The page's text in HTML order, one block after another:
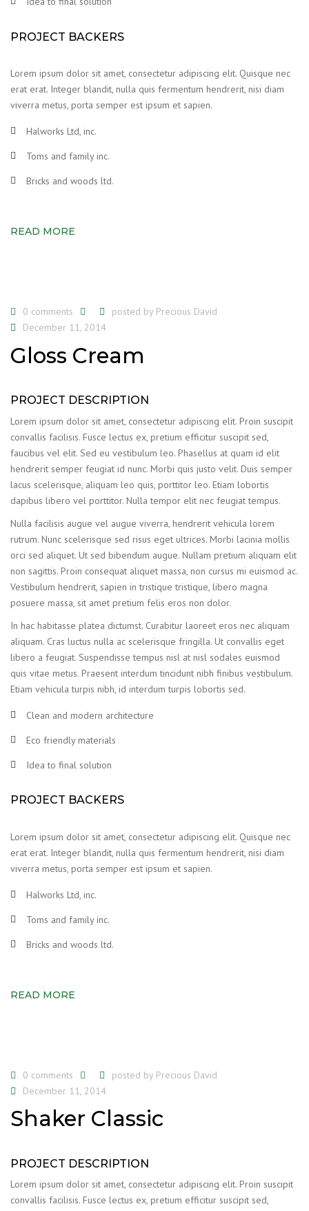
PROJECT BACKERS
Lorem ipsum dolor sit amet, consectetur adipiscing elit. Quisque nec
erat erat. Integer blandit, nulla quis fermentum hendrerit, nisi diam
viverra metus, porta semper est ipsum et sapien.
Halworks Ltd, inc.
Toms and family inc.
Bricks and woods ltd.
READ MORE
0 comments posted by Precious David
December 11, 2014
Gloss Cream
PROJECT DESCRIPTION
Lorem ipsum dolor sit amet, consectetur adipiscing elit. Proin suscipit
convallis facilisis. Fusce lectus ex, pretium efficitur suscipit sed,
faucibus vel elit. Sed eu vestibulum leo. Phasellus at quam id elit
hendrerit semper feugiat id nunc. Morbi quis justo velit. Duis semper
lacus scelerisque, aliquam leo quis, porttitor leo. Etiam lobortis
dapibus libero vel porttitor. Nulla tempor elit nec feugiat tempus.
Nulla facilisis augue vel augue viverra, hendrerit vehicula lorem
rutrum. Nunc scelerisque sed risus eget ultrices. Morbi lacinia mollis
orci sed aliquet. Ut sed bibendum augue. Nullam pretium aliquam elit
non sagittis. Proin consequat aliquet massa, non cursus mi euismod ac.
Vestibulum hendrerit, sapien in tristique tristique, libero magna
posuere massa, sit amet pretium felis eros non dolor.
In hac habitasse platea dictumst. Curabitur laoreet eros nec aliquam
aliquam. Cras luctus nulla ac scelerisque fringilla. Ut convallis eget
libero a feugiat. Suspendisse tempus nisl at nisl sodales euismod
quis vitae metus. Praesent interdum tincidunt nibh finibus vestibulum.
Etiam vehicula turpis nibh, id interdum turpis lobortis sed.
Clean and modern architecture
Eco friendly materials
Idea to final solution
PROJECT BACKERS
Lorem ipsum dolor sit amet, consectetur adipiscing elit. Quisque nec
erat erat. Integer blandit, nulla quis fermentum hendrerit, nisi diam
viverra metus, porta semper est ipsum et sapien.
Halworks Ltd, inc.
Toms and family inc.
Bricks and woods ltd.
READ MORE
0 comments posted by Precious David
December 11, 2014
Shaker Classic
PROJECT DESCRIPTION
Lorem ipsum dolor sit amet, consectetur adipiscing elit. Proin suscipit
convallis facilisis. Fusce lectus ex, pretium efficitur suscipit sed,